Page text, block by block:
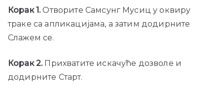
Корак 1.Отворите Самсунг Мусиц у оквиру
траке са апликацијама, а затим додирните
Слажем се.
Корак 2.Прихватите искачуће дозволе и
додирните Старт.